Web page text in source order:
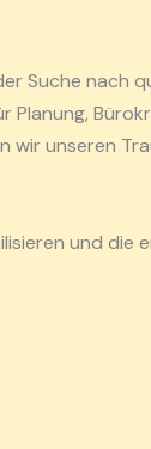
Suche nach
Planung,
unseren
und